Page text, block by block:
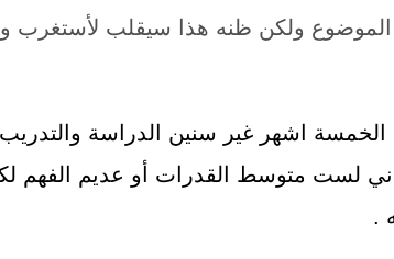
ولكن ظنه هذا سيقلب لأستغرب
اشهر غير سنين الدراسة والتدريب
لست متوسط القدرات أو عديم الفهم
.